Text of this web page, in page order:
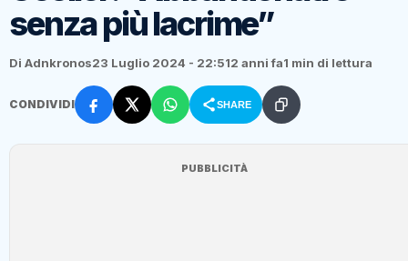
senza più lacrime”
Di Adnkronos23 Luglio 2024 - 22:512 anni fa1 min di lettura
CONDIVIDI SHARE
PUBBLICITÀ